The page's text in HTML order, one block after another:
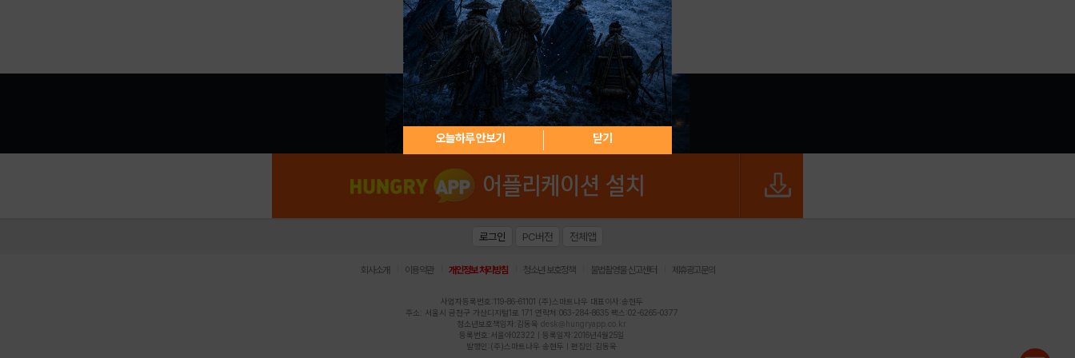
아이디 / 비밀번호 찾기 회원가입
오늘하루 안보기 닫기
로그인 PC버전 전체앱
회사소개 이용약관 개인정보 처리방침 청소년 보호정책 불법촬영물 신고센터 제휴광고문의
사업자등록번호:119-86-61101 (주)스마트나우 대표이사:송현두
주소: 서울시 금천구 가산디지털1로 171 연락처:063-284-8635 팩스:02-6265-0377
청소년보호책임자:김동욱 desk@hungryapp.co.kr
등록번호:서울아02322 | 등록일자:2016년4월25일
발행인:(주)스마트나우 송현두 | 편집인:김동욱